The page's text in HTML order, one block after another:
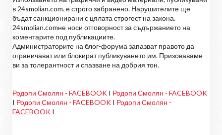
в 24smolian.com. е строго забранено. Нарушителите ще
бъдат санкционирани с цялата строгост на закона.
24smolian.comне носи отговорност за съдържанието на
коментарите под публикациите.
Администраторите на блог-форума запазват правото да
ограничават или блокират публикуването им. Призоваваме
ви за толерантност и спазване на добрия тон.
Родопи Смолян - FACEBOOK I Родопи Смолян - FACEBOOK
I Родопи Смолян - FACEBOOK I Родопи Смолян -
FACEBOOK I